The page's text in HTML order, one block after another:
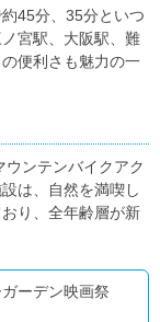
45分、35分といつ
宮駅、大阪駅、難
便利さも魅力の一
ンテンバイクアク
は、自然を満喫し
り、全年齢層が新
ーデン映画祭